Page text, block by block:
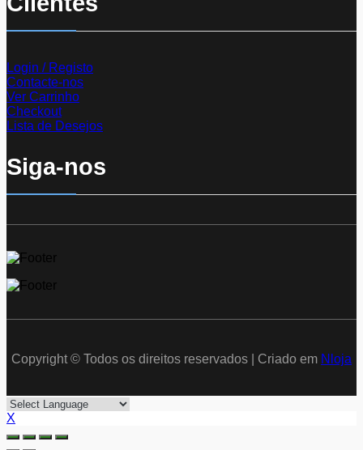
Login / Registo
Contacte-nos
Ver Carrinho
Checkout
Lista de Desejos
Siga-nos
Copyright © Todos os direitos reservados | Criado em Nloja
X